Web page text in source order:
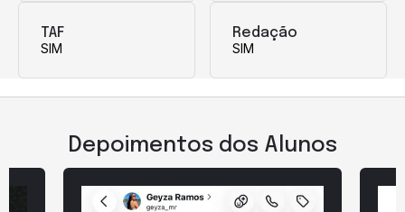
TAF
SIM
Redação
SIM
Depoimentos dos Alunos